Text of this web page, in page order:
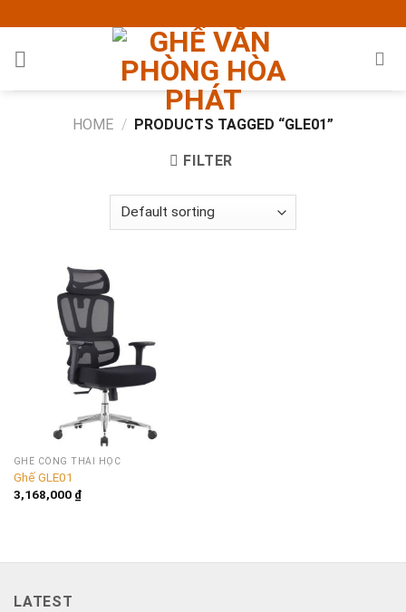
to
content
HOME / PRODUCTS TAGGED “GLE01”
FILTER
GHẾ CÔNG THÁI HỌC
Ghế GLE01
3,168,000 ₫
LATEST